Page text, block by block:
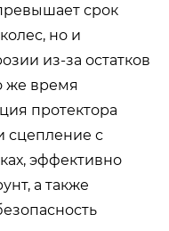
срок
но и
из-за остатков
же время
протектора
сцепление с
эффективно
а также